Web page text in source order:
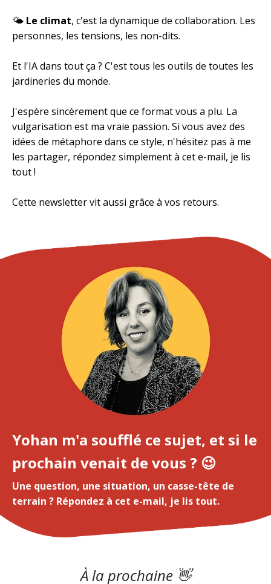
🌤️ Le climat, c'est la dynamique de collaboration. Les
personnes, les tensions, les non-dits.
Et l'IA dans tout ça ? C'est tous les outils de toutes les
jardineries du monde.
J'espère sincèrement que ce format vous a plu. La
vulgarisation est ma vraie passion. Si vous avez des
idées de métaphore dans ce style, n'hésitez pas à me
les partager, répondez simplement à cet e-mail, je lis
tout !
Cette newsletter vit aussi grâce à vos retours.
Yohan m'a soufflé ce sujet, et si le
prochain venait de vous ? 😉
Une question, une situation, un casse-tête de
terrain ? Répondez à cet e-mail, je lis tout.
Àla prochaine 👋